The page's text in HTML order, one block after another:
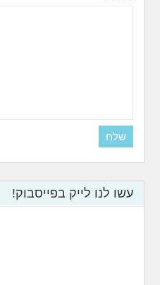
עשו לנו לייק בפייסבוק!